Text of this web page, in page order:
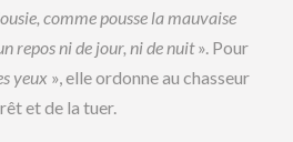
comme pousse la mauvaise
repos ni de jour, ni de nuit». Pour
yeux », elle ordonne au chasseur
et de la tuer.